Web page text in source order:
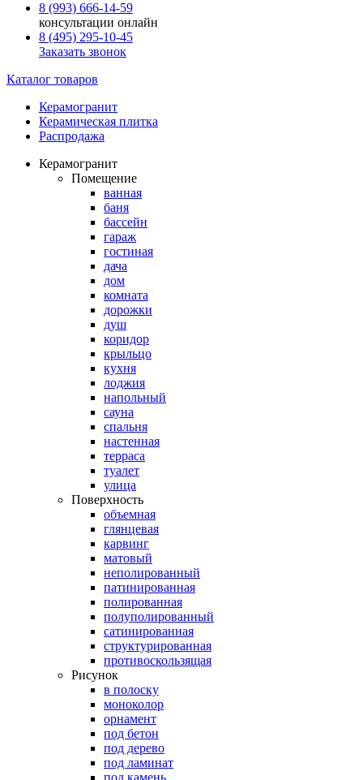
8 (993) 666-14-59
консультации онлайн
8 (495) 295-10-45
Заказать звонок
Каталог товаров
Керамогранит
Керамическая плитка
Распродажа
Керамогранит
Помещение
ванная
баня
бассейн
гараж
гостиная
дача
дом
комната
дорожки
душ
коридор
крыльцо
кухня
лоджия
напольный
сауна
спальня
настенная
терраса
туалет
улица
Поверхность
объемная
глянцевая
карвинг
матовый
неполированный
патинированная
полированная
полуполированный
сатинированная
структурированная
противоскользящая
Рисунок
в полоску
моноколор
орнамент
под бетон
под дерево
под ламинат
под камень